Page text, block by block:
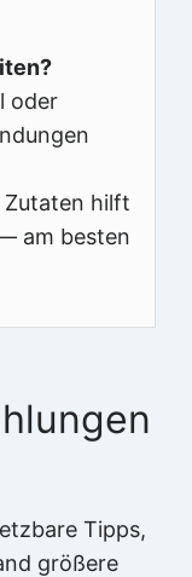
oder
Zutaten hilft
am besten
Tipps,
größere